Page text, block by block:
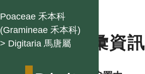
Poaceae 禾本科
(Gramineae 禾本科)
> Digitaria 馬唐屬
名彙資訊